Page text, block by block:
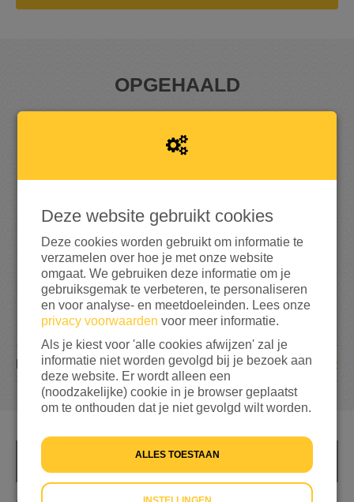
OPGEHAALD
35% bereikt van mijn streefbedrag € 500
12
DONATIES
Deze website gebruikt cookies
Deze cookies worden gebruikt om informatie te
verzamelen over hoe je met onze website
omgaat. We gebruiken deze informatie om je
gebruiksgemak te verbeteren, te personaliseren
en voor analyse- en meetdoeleinden. Lees onze
privacy voorwaarden voor meer informatie.
Als je kiest voor 'alle cookies afwijzen' zal je
informatie niet worden gevolgd bij je bezoek aan
deze website. Er wordt alleen een
(noodzakelijke) cookie in je browser geplaatst
om te onthouden dat je niet gevolgd wilt worden.
ALLES TOESTAAN